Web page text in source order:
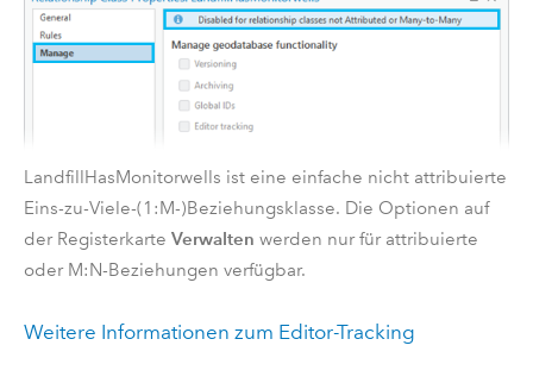
LandfillHasMonitorwells ist eine einfache nicht attribuierte
Eins-zu-Viele-(1:M-)Beziehungsklasse. Die Optionen auf
der Registerkarte Verwalten werden nur für attribuierte
oder M:N-Beziehungen verfügbar.
Weitere Informationen zum Editor-Tracking